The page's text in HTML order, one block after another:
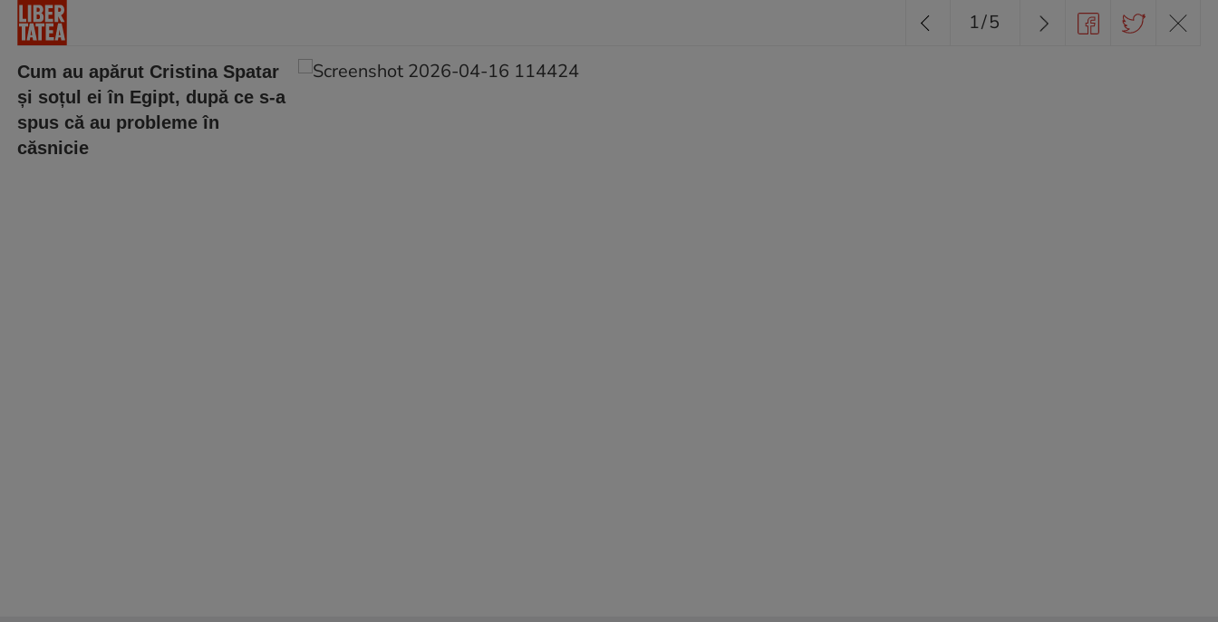
Cum au apărut Cristina Spatar
și soțul ei în Egipt, după ce s-a
spus că au probleme în
căsnicie
1/5